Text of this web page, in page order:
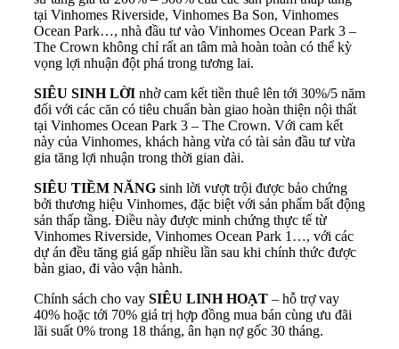
tại Vinhomes Riverside, Vinhomes Ba Son, Vinhomes
Ocean Park…, nhà đầu tư vào Vinhomes Ocean Park 3 –
The Crown không chỉ rất an tâm mà hoàn toàn có thể kỳ
vọng lợi nhuận đột phá trong tương lai.
SIÊU SINH LỜI nhờ cam kết tiền thuê lên tới 30%/5 năm
đối với các căn có tiêu chuẩn bàn giao hoàn thiện nội thất
tại Vinhomes Ocean Park 3 – The Crown. Với cam kết
này của Vinhomes, khách hàng vừa có tài sản đầu tư vừa
gia tăng lợi nhuận trong thời gian dài.
SIÊU TIỀM NĂNG sinh lời vượt trội được bảo chứng
bởi thương hiệu Vinhomes, đặc biệt với sản phẩm bất động
sản thấp tầng. Điều này được minh chứng thực tế từ
Vinhomes Riverside, Vinhomes Ocean Park 1…, với các
dự án đều tăng giá gấp nhiều lần sau khi chính thức được
bàn giao, đi vào vận hành.
Chính sách cho vay SIÊU LINH HOẠT – hỗ trợ vay
40% hoặc tới 70% giá trị hợp đồng mua bán cùng ưu đãi
lãi suất 0% trong 18 tháng, ân hạn nợ gốc 30 tháng.